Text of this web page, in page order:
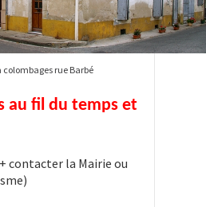
colombages rue Barbé
au fil du temps et
contacter la Mairie ou